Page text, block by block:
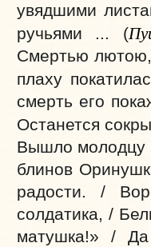
увядшими
ручьями ... (
Смертью
плаху
смерть его
Останется
Вышло молодцу
блинов
радости. /
солдатика, /
матушка!» /